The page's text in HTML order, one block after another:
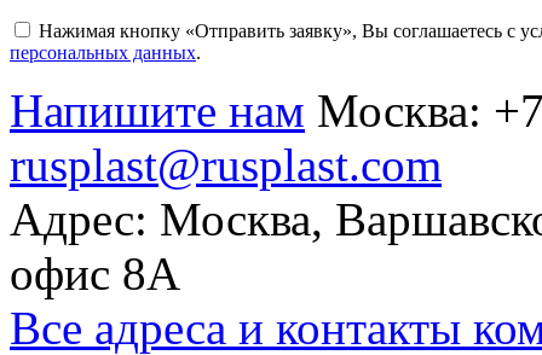
Нажимая кнопку «Отправить заявку», Вы соглашаетесь с
персональных данных.
Напишите нам Москва:
rusplast@rusplast.com
Адрес: Москва,
офис 8А
Все адреса и контакты